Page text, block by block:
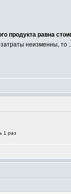
продукта равна
неизменны, то
1 раз